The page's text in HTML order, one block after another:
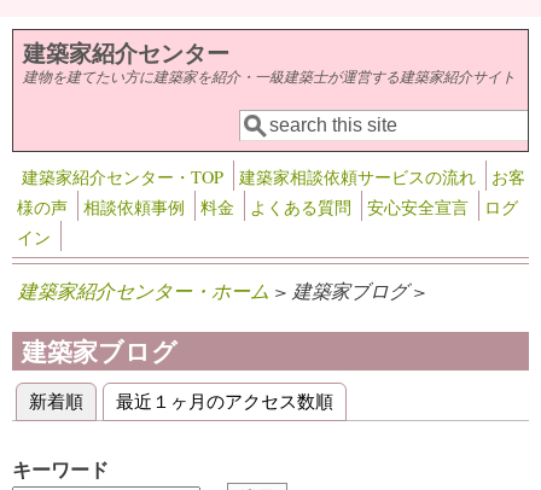
メインコンテンツに移動
建築家紹介センター
建物を建てたい方に建築家を紹介・一級建築士が運営する建築家紹介サイト
検索フォーム
検索
建築家紹介センター・TOP 建築家相談依頼サービスの流れ
お客
様の声
相談依頼事例 料金 よくある質問 安心安全宣言
ログ
イン
建築家紹介センター・ホーム > 建築家ブログ >
建築家ブログ
プライマリータブ
新着順 (アクティブなタブ)
最近１ヶ月のアクセス数順
キーワード